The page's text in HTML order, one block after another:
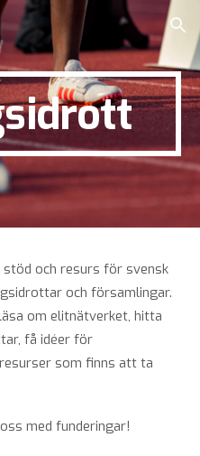
Skip to navigation
stöd och resurs för svensk
och församlingar.
om elitnätverket, hitta
få idéer för
som finns att ta
med funderingar!